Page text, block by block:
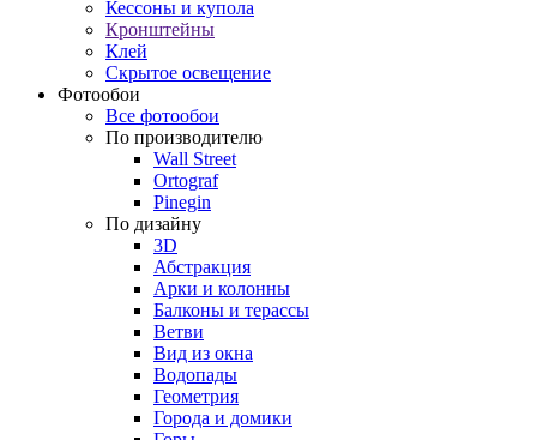
Кессоны и купола
Кронштейны
Клей
Скрытое освещение
Фотообои
Все фотообои
По производителю
Wall Street
Ortograf
Pinegin
По дизайну
3D
Абстракция
Арки и колонны
Балконы и терассы
Ветви
Вид из окна
Водопады
Геометрия
Города и домики